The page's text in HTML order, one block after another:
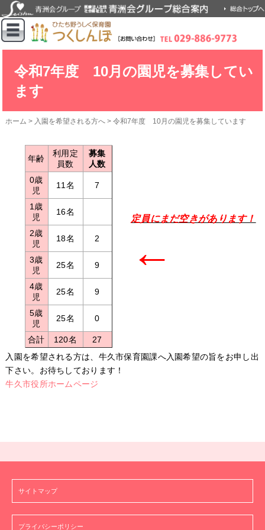
令和7年度 10月の園児を募集してい
ます
ホーム > 入園を希望される方へ >令和7年度 10月の園児を募集しています
年齢
利用定
員数
募集
人数
0歳
児
11名 7
1歳
児
16名
2歳
児
18名 2
3歳
児
25名 9
4歳
児
25名 9
5歳
児
25名 0
合計 120名 27
定員にまだ空きがあります！
←
入園を希望される方は、牛久市保育園課へ入園希望の旨をお申し出
下さい。お待ちしております！
牛久市役所ホームページ
サイトマップ
プライバシーポリシー